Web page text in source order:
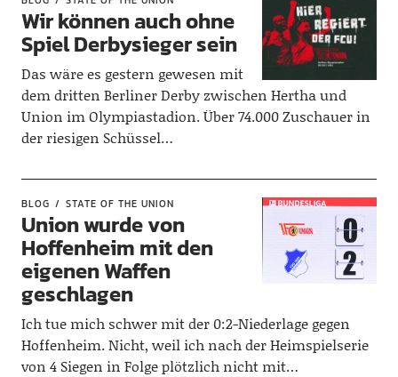
Wir können auch ohne
Spiel Derbysieger sein
Das wäre es gestern gewesen mit
dem dritten Berliner Derby zwischen Hertha und
Union im Olympiastadion. Über 74.000 Zuschauer in
der riesigen Schüssel…
BLOG STATE OF THE UNION
Union wurde von
Hoffenheim mit den
eigenen Waffen
geschlagen
Ich tue mich schwer mit der 0:2-Niederlage gegen
Hoffenheim. Nicht, weil ich nach der Heimspielserie
von 4 Siegen in Folge plötzlich nicht mit…